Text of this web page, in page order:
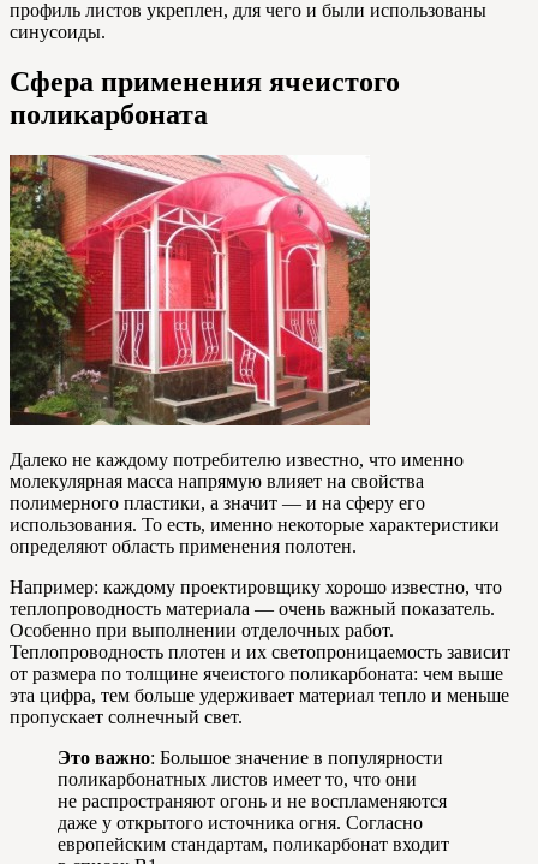
профиль листов укреплен, для чего и были использованы
синусоиды.
Сфера применения ячеистого
поликарбоната
Далеко не каждому потребителю известно, что именно
молекулярная масса напрямую влияет на свойства
полимерного пластики, а значит — и на сферу его
использования. То есть, именно некоторые характеристики
определяют область применения полотен.
Например: каждому проектировщику хорошо известно, что
теплопроводность материала — очень важный показатель.
Особенно при выполнении отделочных работ.
Теплопроводность плотен и их светопроницаемость зависит
от размера по толщине ячеистого поликарбоната: чем выше
эта цифра, тем больше удерживает материал тепло и меньше
пропускает солнечный свет.
Это важно: Большое значение в популярности
поликарбонатных листов имеет то, что они
не распространяют огонь и не воспламеняются
даже у открытого источника огня. Согласно
европейским стандартам, поликарбонат входит